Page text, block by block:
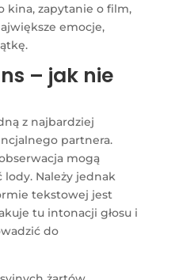
kina, zapytanie o film,
emocje,
– jak nie
z najbardziej
partnera.
mogą
lody. Należy jednak
tekstowej jest
tu intonacji głosu i
do